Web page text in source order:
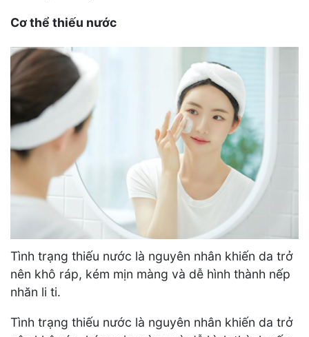
Cơ thể thiếu nước
Tình trạng thiếu nước là nguyên nhân khiến da trở
nên khô ráp, kém mịn màng và dễ hình thành nếp
nhăn li ti.
Tình trạng thiếu nước là nguyên nhân khiến da trở